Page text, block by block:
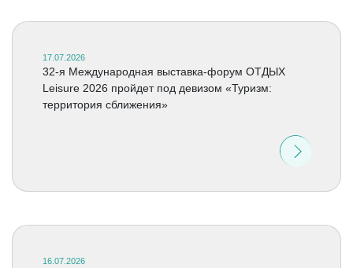
17.07.2026
32-я Международная выставка-форум ОТДЫХ
Leisure 2026 пройдет под девизом «Туризм:
территория сближения»
16.07.2026